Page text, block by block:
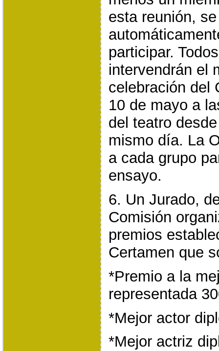
esta reunión,
participar.
intervendrán el
celebración del
10 de mayo a
del teatro
mismo día. La
a cada grupo
ensayo.
6. Un Jurado,
Comisión
premios
Certamen que
*Premio a la
representada
*Mejor actor
*Mejor actriz